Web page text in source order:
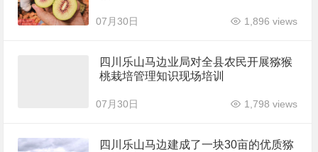
07月30日 1,896 views
四川乐山马边业局对全县农民开展猕猴
桃栽培管理知识现场培训
07月30日 1,798 views
四川乐山马边建成了一块30亩的优质猕